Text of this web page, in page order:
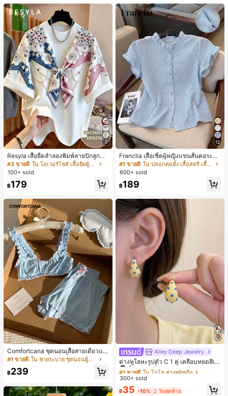
7
Resyla เสื้อยืดลำลองพิมพ์ลายปักลูกปัด
รูปโบว์ขนาดใหญ่สำหรับผู้หญิง
#3 ขายดี
ใน โอเวอร์ไซส์ เสื้อยืดผู้หญิง
100+ sold
฿179
Comfortcana ชุดนอนเสื้อสายเดี่ยวแต่
งระบายและกางเกงขาสั้นสำหรับผู้หญิง
#1 ขายดี ใน ชายระบาย ชุดนอนผู้หญิง
฿239
12
Franclia เสื้อเชิ้ตผู้หญิงแขนสั้นคอระบา
ยกระดุมเดี่ยวลายทาง
#1 ขายดี
ใน ปลอกคอตั้ง เสื้อสตรี เสื้อเบลาส์ & Tee
600+ sold
฿189
Alley Deep Jewelry
ต่างหูโลหะรูปตัว C 1 คู่ เคลือบหยดสีเห
ลือง ลายจุดสีน้ำเงิน สไตล์ยุโรปและอเม
ริกัน แฟชั่นส่วนตัว หวานและสง่างาม
สำหรับผู้หญิงและเด็กหญิง สำหรับการเ
ดินทาง งานแต่งงาน ปาร์ตี้ วันเกิด ของ
#1 ขายดี ใน โบโฮ ต่างหูผู้หญิง
ลูกค้ากลับมาซื้อซ้ำ!
เกือบหมดแล้ว!
#1 ขายดี ใน โบโฮ ต่างหูผู้หญิง
ลูกค้ากลับมาซื้อซ้ำ!
เกือบหมดแล้ว!
#1 ขายดี ใน โบโฮ ต่างหูผู้หญิง
ลูกค้ากลับมาซื้อซ้ำ!
เกือบหมดแล้ว!
#1 ขายดี ใน โบโฮ ต่างหูผู้หญิง
300+ sold
฿35 -10% 2 วันสุดท้าย